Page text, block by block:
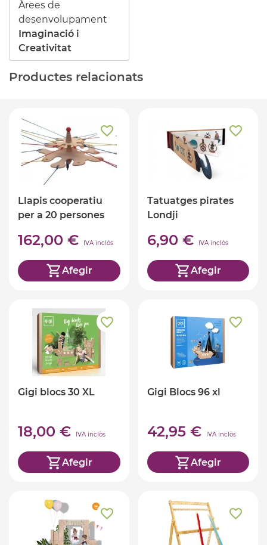
Àrees de
desenvolupament
Imaginació i
Creativitat
Productes relacionats
Llapis cooperatiu
per a 20 persones
162,00 € IVA inclòs
Afegir
Tatuatges pirates
Londji
6,90 € IVA inclòs
Afegir
Gigi blocs 30 XL
18,00 € IVA inclòs
Afegir
Gigi Blocs 96 xl
42,95 € IVA inclòs
Afegir